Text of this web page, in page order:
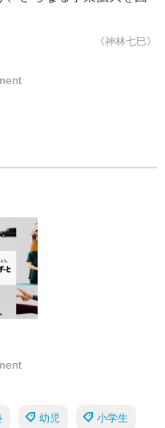
《神林七巳》
幼児 小学生